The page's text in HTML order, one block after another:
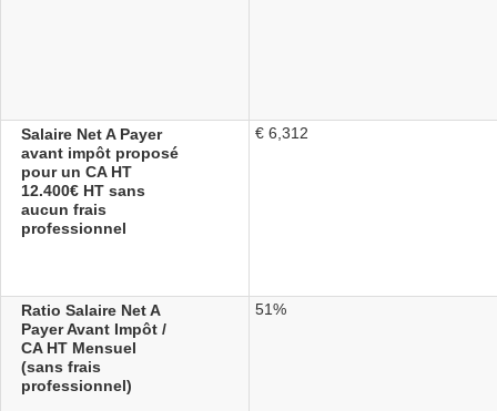
Salaire Net A Payer
avant impôt proposé
pour un CA HT
12.400€ HT sans
aucun frais
professionnel
€ 6,312
Ratio Salaire Net A
Payer Avant Impôt /
CA HT Mensuel
(sans frais
professionnel)
51%